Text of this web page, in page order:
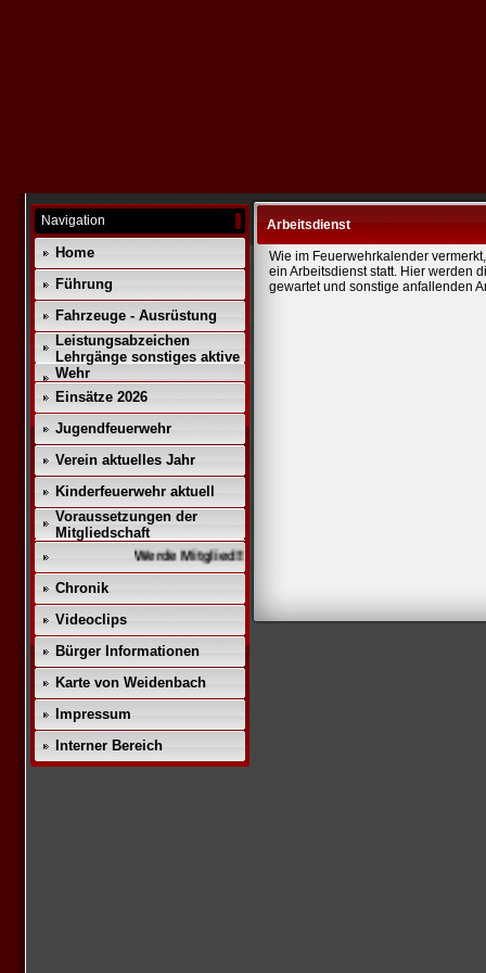
Navigation
Home
Führung
Fahrzeuge - Ausrüstung
Leistungsabzeichen
Lehrgänge sonstiges aktive
Wehr
Einsätze 2026
Jugendfeuerwehr
Verein aktuelles Jahr
Kinderfeuerwehr aktuell
Voraussetzungen der
Mitgliedschaft
Werde Mitglied!!
Chronik
Videoclips
Bürger Informationen
Karte von Weidenbach
Impressum
Interner Bereich
Arbeitsdienst
Wie im Feuerwehrkalender
ein Arbeitsdienst statt. Hier werden
gewartet und sonstige anfallenden